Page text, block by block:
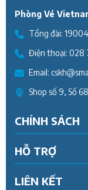
Phòng Vé
Tổng đài:
Điện thoại: 028
Email:
Shop số 9, Số
CHÍNH SÁCH
HỖ TRỢ
LIÊN KẾT